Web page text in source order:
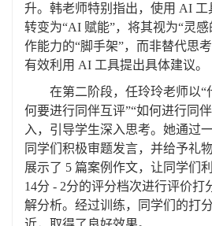
升。韩老师特别指出，使用 AI 工
转变为“AI 赋能”，将其视为“灵
作能力的“脚手架”，而非替代思
有效利用 AI 工具提出具体建议。
在第二阶段，任玲玲老师以“
何要进行同伴互评”“如何进行同
入，引导学生深入思考。她通过
同学们积极审题发言，并给予礼
展示了 5 篇案例作文，让同学们
14分 - 2分的评分档次进行评价打
解分析。经过训练，同学们的打